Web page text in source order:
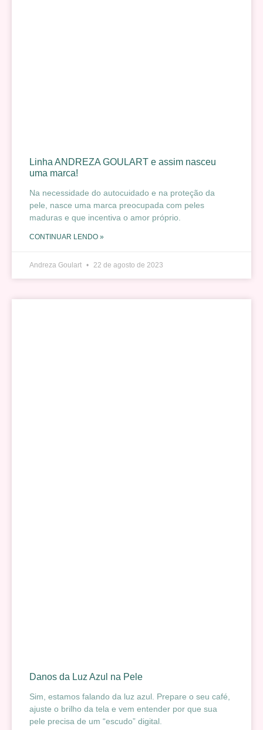
Linha ANDREZA GOULART e assim nasceu
uma marca!
Na necessidade do autocuidado e na proteção da
pele, nasce uma marca preocupada com peles
maduras e que incentiva o amor próprio.
CONTINUAR LENDO »
Andreza Goulart 22 de agosto de 2023
Danos da Luz Azul na Pele
Sim, estamos falando da luz azul. Prepare o seu café,
ajuste o brilho da tela e vem entender por que sua
pele precisa de um “escudo” digital.